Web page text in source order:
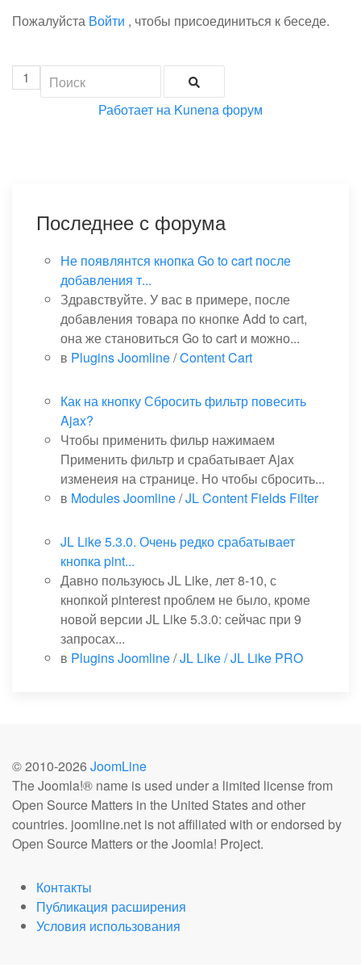
Пожалуйста Войти , чтобы присоединиться к беседе.
1
Работает на Kunena форум
Последнее с форума
Не появлянтся кнопка Go to cart после
добавления т...
Здравствуйте. У вас в примере, после
добавления товара по кнопке Add to cart,
она же становиться Go to cart и можно...
в Plugins Joomline/Content Cart
Как на кнопку Сбросить фильтр повесить
Ajax?
Чтобы применить фильр нажимаем
Применить фильтр и срабатывает Ajax
изменеия на странице. Но чтобы сбросить...
в Modules Joomline/JL Content Fields Filter
JL Like 5.3.0. Очень редко срабатывает
кнопка pint...
Давно пользуюсь JL Like, лет 8-10, с
кнопкой pinterest проблем не было, кроме
новой версии JL Like 5.3.0: сейчас при 9
запросах...
в Plugins Joomline/JL Like / JL Like PRO
© 2010-2026 JoomLine
The Joomla!® name is used under a limited license from
Open Source Matters in the United States and other
countries. joomline.net is not affiliated with or endorsed by
Open Source Matters or the Joomla! Project.
Контакты
Публикация расширения
Условия использования